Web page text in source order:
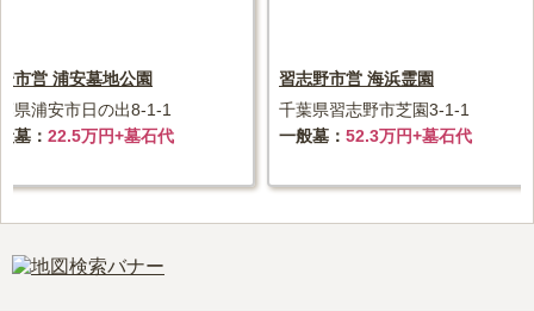
市営 浦安墓地公園
県浦安市日の出8-1-1
墓
22.5万円+墓石代
習志野市営 海浜霊園
千葉県習志野市芝園3-1-1
一般墓
52.3万円+墓石代